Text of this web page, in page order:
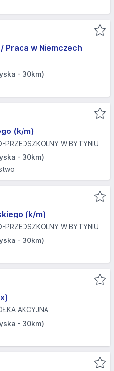
Praca w Niemczech
- 30km)
(k/m)
PRZEDSZKOLNY W BYTYNIU
- 30km)
(k/m)
PRZEDSZKOLNY W BYTYNIU
- 30km)
AKCYJNA
- 30km)